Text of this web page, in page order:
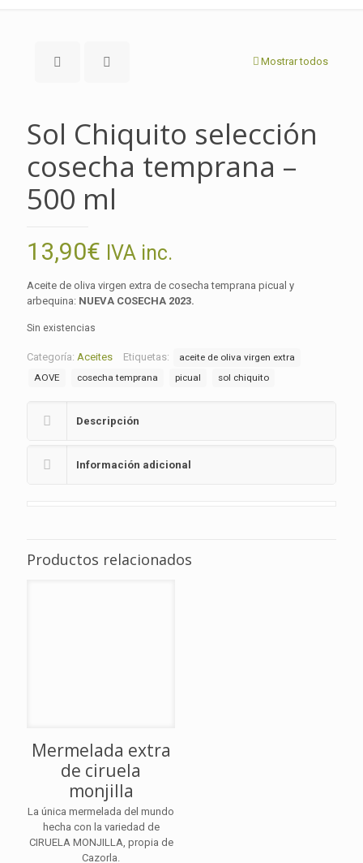
Mostrar todos
Sol Chiquito selección
cosecha temprana –
500 ml
13,90€ IVA inc.
Aceite de oliva virgen extra de cosecha temprana picual y
arbequina: NUEVA COSECHA 2023.
Sin existencias
Categoría: Aceites Etiquetas:
aceite de oliva virgen extra
AOVE
cosecha temprana picual sol chiquito
Descripción
Información adicional
Productos relacionados
Mermelada extra
de ciruela
monjilla
La única mermelada del mundo
hecha con la variedad de
CIRUELA MONJILLA, propia de
Cazorla.